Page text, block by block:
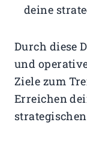
deine
Durch diese
und
Ziele zum
Erreichen